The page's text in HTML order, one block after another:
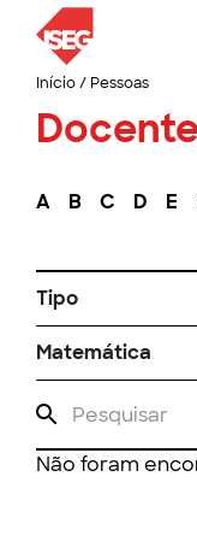
Início/ Pessoas
A B C D E
Tipo
Matemática
Não foram